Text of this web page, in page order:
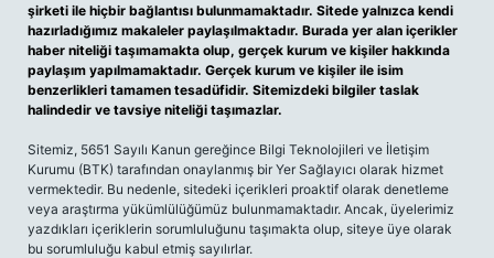
şirketi ile hiçbir bağlantısı bulunmamaktadır. Sitede yalnızca kendi
hazırladığımız makaleler paylaşılmaktadır. Burada yer alan içerikler
haber niteliği taşımamakta olup, gerçek kurum ve kişiler hakkında
paylaşım yapılmamaktadır. Gerçek kurum ve kişiler ile isim
benzerlikleri tamamen tesadüfidir. Sitemizdeki bilgiler taslak
halindedir ve tavsiye niteliği taşımazlar.
Sitemiz, 5651 Sayılı Kanun gereğince Bilgi Teknolojileri ve İletişim
Kurumu (BTK) tarafından onaylanmış bir Yer Sağlayıcı olarak hizmet
vermektedir. Bu nedenle, sitedeki içerikleri proaktif olarak denetleme
veya araştırma yükümlülüğümüz bulunmamaktadır. Ancak, üyelerimiz
yazdıkları içeriklerin sorumluluğunu taşımakta olup, siteye üye olarak
bu sorumluluğu kabul etmiş sayılırlar.